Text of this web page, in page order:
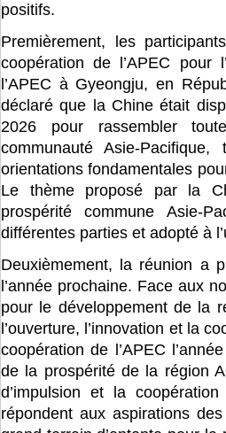
positifs.
Premièrement, les
coopération de l’APEC pour
l’APEC à Gyeongju, en
déclaré que la Chine était
2026 pour rassembler
communauté Asie-
orientations fondamentales
Le thème proposé par la
prospérité commune Asie-
différentes parties et adopté à
Deuxièmement, la réunion a
l’année prochaine. Face aux
pour le développement de la
l’ouverture, l’innovation et la
coopération de l’APEC
de la prospérité de la région
d’impulsion et la
répondent aux aspirations